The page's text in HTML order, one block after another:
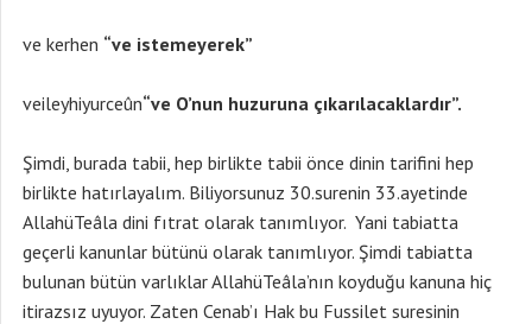
ve kerhen “ve istemeyerek”
veileyhiyurceûn“ve O’nun huzuruna çıkarılacaklardır”.
Şimdi, burada tabii, hep birlikte tabii önce dinin tarifini hep
birlikte hatırlayalım. Biliyorsunuz 30.surenin 33.ayetinde
AllahüTeâla dini fıtrat olarak tanımlıyor. Yani tabiatta
geçerli kanunlar bütünü olarak tanımlıyor. Şimdi tabiatta
bulunan bütün varlıklar AllahüTeâla’nın koyduğu kanuna hiç
itirazsız uyuyor. Zaten Cenab’ı Hak bu Fussilet suresinin